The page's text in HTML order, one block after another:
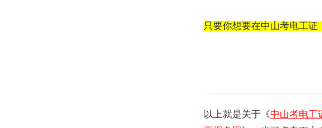
只要你想要在中山考电工
以上就是关于《中山考电工